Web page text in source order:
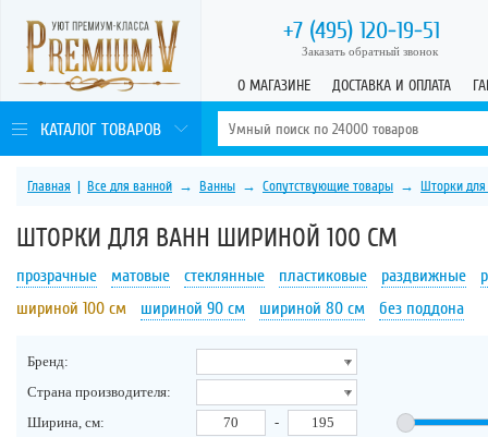
+7 (495) 120-19-51
Заказать обратный звонок
О МАГАЗИНЕ ДОСТАВКА И ОПЛАТА
КАТАЛОГ ТОВАРОВ
Главная | Все для ванной → Ванны → Сопутствующие товары → Шторки
ШТОРКИ ДЛЯ ВАНН ШИРИНОЙ 100 СМ
прозрачные матовые стеклянные пластиковые раздвижные
шириной 100 см
шириной 90 см шириной 80 см без поддона
Бренд:
Страна производителя:
Ширина, см:
-